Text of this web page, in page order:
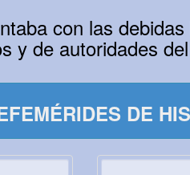
con las
y de autoridades
DE